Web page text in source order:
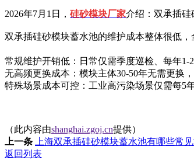
2026年7月1日， 硅砂模块厂家介绍：双承插
双承插硅砂模块蓄水池的维护成本整体很低，
常规维护开销低：日常仅需季度巡检、每年1-
无高频更换成本：模块主体30-50年无需更换
特殊场景成本可控：工业高污染场景仅需每5
（此内容由shanghai.zgoj.cn提供）
上一条
上海双承插硅砂模块蓄水池有哪些常
返回列表